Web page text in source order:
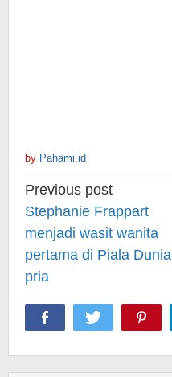
by Pahami.id
Post
navigation
Previous post
Stephanie Frappart
menjadi wasit wanita
pertama di Piala Dunia
pria